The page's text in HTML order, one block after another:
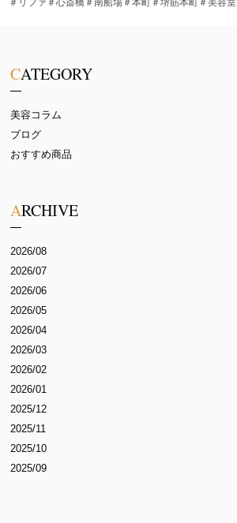
＃リファ＃心斎橋＃南船場＃本町＃堺筋本町＃美容室
CATEGORY
美容コラム
ブログ
おすすめ商品
ARCHIVE
2026/08
2026/07
2026/06
2026/05
2026/04
2026/03
2026/02
2026/01
2025/12
2025/11
2025/10
2025/09